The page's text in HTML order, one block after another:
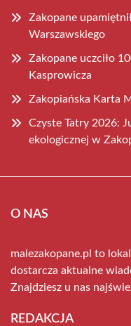
Zakopane
Warszawskiego
Zakopane uczciło
Kasprowicza
Zakopiańska Karta
Czyste Tatry 2026:
ekologicznej w
O NAS
malezakopane.pl to
dostarcza aktualne
Znajdziesz u nas
REDAKCJA